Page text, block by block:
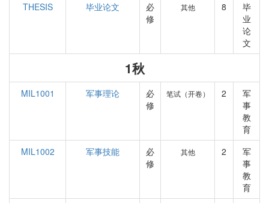
THESIS 毕业论文
必
修
其他 8
毕
业
论
文
1秋
MIL1001 军事理论
必
修
笔试（开卷） 2
军
事
教
育
MIL1002
军事技能
必
修
其他 2
军
事
教
育